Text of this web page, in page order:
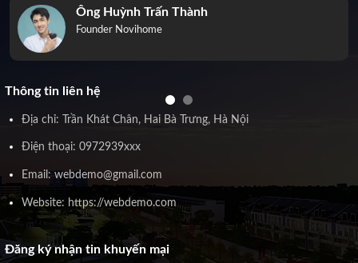
Ông Huỳnh Trấn Thành
Founder Novihome
Thông tin liên hệ
Địa chỉ: Trần Khát Chân, Hai Bà Trưng, Hà Nội
Điện thoại: 0972939xxx
Email: webdemo@gmail.com
Website: https://webdemo.com
Đăng ký nhận tin khuyến mại